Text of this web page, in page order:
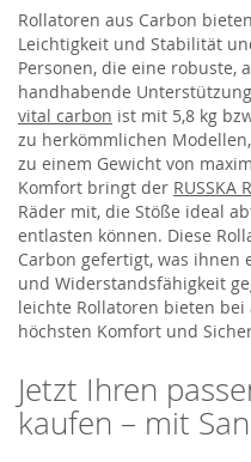
Rollatoren aus Carbon
Leichtigkeit und Stabilität
Personen, die eine robuste,
handhabende
vital carbon ist mit 5,8 kg
zu herkömmlichen
zu einem Gewicht von
Komfort bringt der
Räder mit, die Stöße ideal
entlasten können. Diese
Carbon gefertigt, was ihnen
und Widerstandsfähigkeit
leichte Rollatoren bieten
höchsten Komfort und
Jetzt Ihren
kaufen – mit